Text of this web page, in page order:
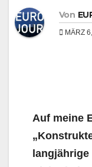
Von
MÄRZ
Auf meine